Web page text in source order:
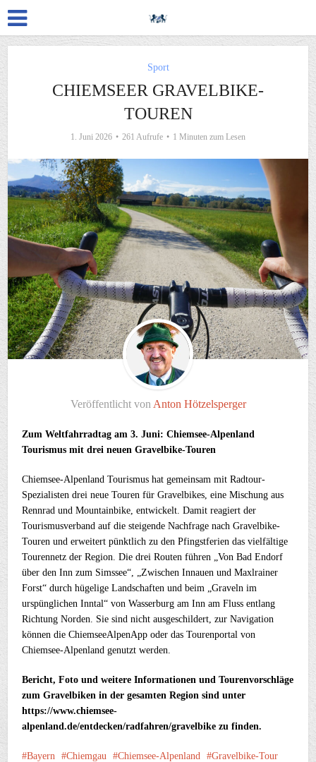
Sport
CHIEMSEER GRAVELBIKE-
TOUREN
1. Juni 2026 261 Aufrufe 1 Minuten zum Lesen
Veröffentlicht von Anton Hötzelsperger
Zum Weltfahrradtag am 3. Juni: Chiemsee-Alpenland
Tourismus mit drei neuen Gravelbike-Touren
Chiemsee-Alpenland Tourismus hat gemeinsam mit Radtour-
Spezialisten drei neue Touren für Gravelbikes, eine Mischung aus
Rennrad und Mountainbike, entwickelt. Damit reagiert der
Tourismusverband auf die steigende Nachfrage nach Gravelbike-
Touren und erweitert pünktlich zu den Pfingstferien das vielfältige
Tourennetz der Region. Die drei Routen führen „Von Bad Endorf
über den Inn zum Simssee“, „Zwischen Innauen und Maxlrainer
Forst“ durch hügelige Landschaften und beim „Graveln im
urspünglichen Inntal“ von Wasserburg am Inn am Fluss entlang
Richtung Norden. Sie sind nicht ausgeschildert, zur Navigation
können die ChiemseeAlpenApp oder das Tourenportal von
Chiemsee-Alpenland genutzt werden.
Bericht, Foto und weitere Informationen und Tourenvorschläge
zum Gravelbiken in der gesamten Region sind unter
https://www.chiemsee-
alpenland.de/entdecken/radfahren/gravelbike zu finden.
Bayern Chiemgau Chiemsee-Alpenland
Gravelbike-Tour